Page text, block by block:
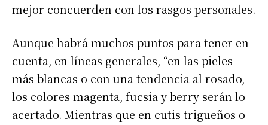
mejor concuerden con los rasgos personales.
Aunque habrá muchos puntos para tener en
cuenta, en líneas generales, “en las pieles
más blancas o con una tendencia al rosado,
los colores magenta, fucsia y berry serán lo
acertado. Mientras que en cutis trigueños o